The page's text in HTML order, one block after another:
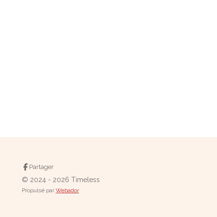
Partager
© 2024 - 2026 Timeless
Propulsé par Webador